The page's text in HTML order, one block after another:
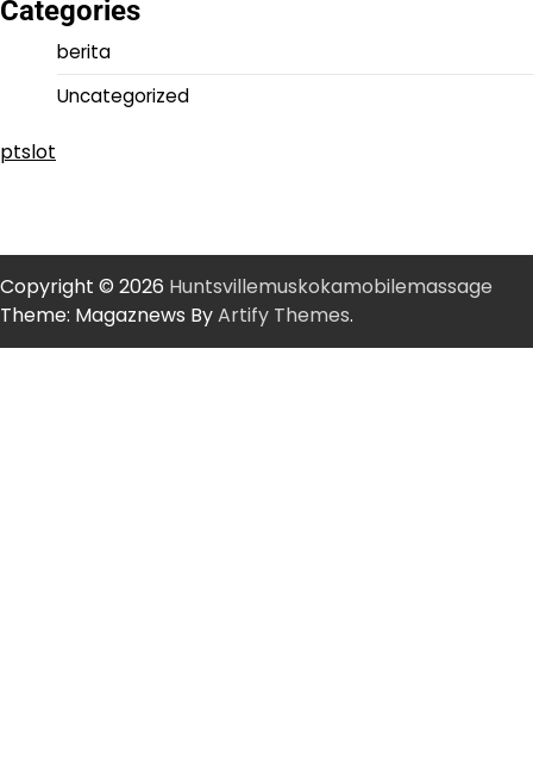
Categories
berita
Uncategorized
ptslot
Copyright © 2026 Huntsvillemuskokamobilemassage
Theme: Magaznews ByArtify Themes.